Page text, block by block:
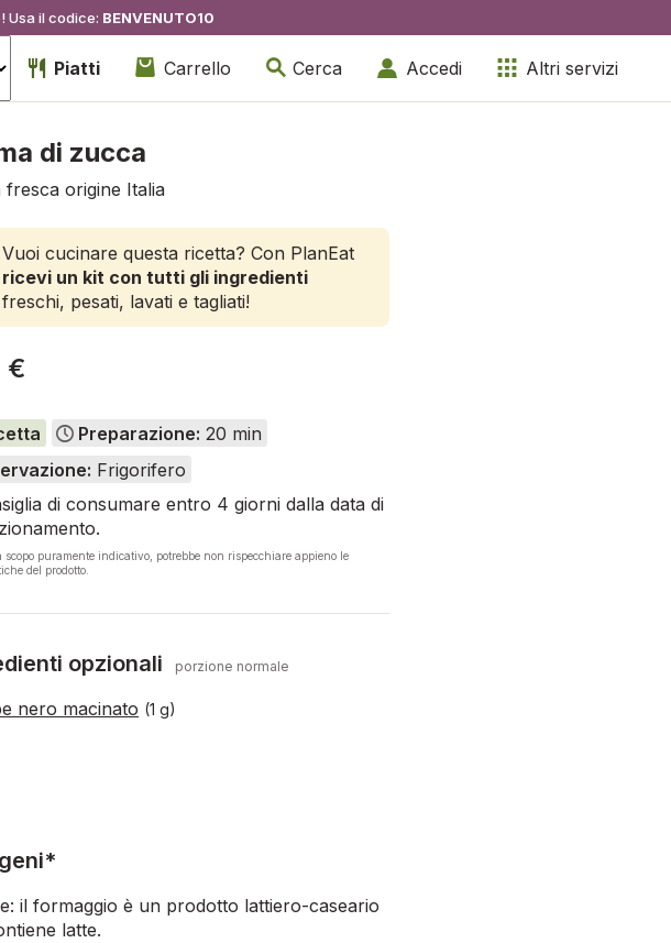
Usa il codice: BENVENUTO10
Piatti Carrello Cerca Accedi Altri servizi
di zucca
fresca origine Italia
Vuoi cucinare questa ricetta? Con PlanEat
ricevi un kit con tutti gli ingredienti
freschi, pesati, lavati e tagliati!
€
Preparazione: 20 min
Frigorifero
di consumare entro 4 giorni dalla data di
scopo puramente indicativo, potrebbe non rispecchiare appieno le
del prodotto.
opzionali porzione normale
nero macinato (1 g)
il formaggio è un prodotto lattiero-caseario
latte.